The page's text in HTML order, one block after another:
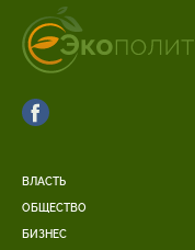
ВЛАСТЬ
ОБЩЕСТВО
БИЗНЕС